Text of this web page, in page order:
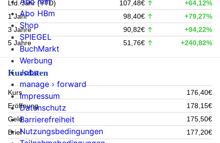
Lfd. Jahr (YTD)
107,48€
+64,12%
1 Jahr
98,40€
+79,27%
3 Jahre
90,82€
+94,22%
5 Jahre
51,76€ +240,82%
Kursdaten
Kurs
176,40€
Eröffnung
178,15€
Geld
175,50€
Brief
177,20€
Abo HBm
Shop
SPIEGEL
BuchMarkt
Werbung
Jobs
manage › forward
Impressum
Datenschutz
Barrierefreiheit
Nutzungsbedingungen